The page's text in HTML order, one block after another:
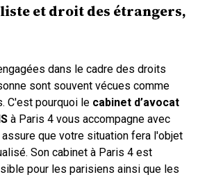
et droit des étrangers,
dans le cadre des droits
sont souvent vécues comme
C'est pourquoi le cabinet d’avocat
à Paris 4 vous accompagne avec
que votre situation fera l'objet
Son cabinet à Paris 4 est
pour les parisiens ainsi que les